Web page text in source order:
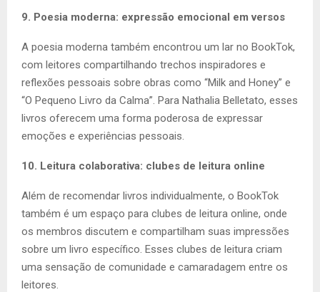
9. Poesia moderna: expressão emocional em versos
A poesia moderna também encontrou um lar no BookTok,
com leitores compartilhando trechos inspiradores e
reflexões pessoais sobre obras como “Milk and Honey” e
“O Pequeno Livro da Calma”. Para Nathalia Belletato, esses
livros oferecem uma forma poderosa de expressar
emoções e experiências pessoais.
10. Leitura colaborativa: clubes de leitura online
Além de recomendar livros individualmente, o BookTok
também é um espaço para clubes de leitura online, onde
os membros discutem e compartilham suas impressões
sobre um livro específico. Esses clubes de leitura criam
uma sensação de comunidade e camaradagem entre os
leitores.